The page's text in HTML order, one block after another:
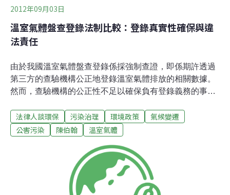
2012年09月03日
溫室氣體盤查登錄法制比較：登錄真實性確保與違
法責任
由於我國溫室氣體盤查登錄係採強制查證，即係期許透過
第三方的查驗機構公正地登錄溫室氣體排放的相關數據。
然而，查驗機構的公正性不足以確保負有登錄義務的事業
機構，而仍可能基於商業考量，而作出取捨。甚且，不論
係事業或是查驗機構，確保登錄資料真實性之方式，乃僅
書登載不實的罪責的威嚇作用。然而，卻欠缺協助及鼓勵
事業提出完整資訊的配套措施。除了以消極地避免欺瞞的
刑罰威嚇外，澳國法例亦提供積極的措施以協助及鼓勵控
制公司申報的溫室氣體盤查資訊臻至完整：1.命第三人提
法律人談環保 污染治理 環境政策
氣候變遷
公害污染
陳伯翰 溫室氣體